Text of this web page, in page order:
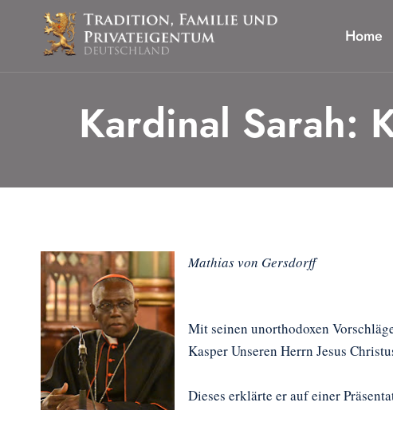
springen
Home
Kardinal Sarah:
Mathias von Gersdorff
Mit seinen unorthodoxen
Kasper Unseren Herrn Jesus
Dieses erklärte er auf einer